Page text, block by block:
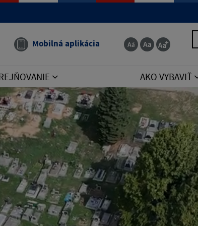
your MariaDB server version for the right
Mobilná aplikácia
AKO VYBAVIŤ